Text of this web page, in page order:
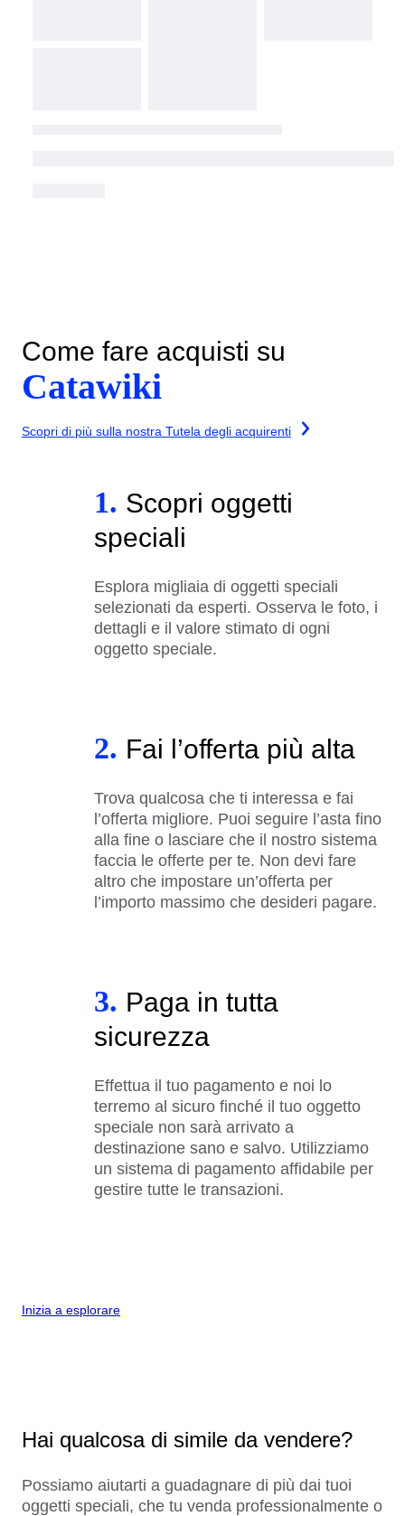
Come fare acquisti su
Catawiki
Scopri di più sulla nostra Tutela degli acquirenti
1. Scopri oggetti
speciali
Esplora migliaia di oggetti speciali
selezionati da esperti. Osserva le foto, i
dettagli e il valore stimato di ogni
oggetto speciale.
2. Fai l’offerta più alta
Trova qualcosa che ti interessa e fai
l’offerta migliore. Puoi seguire l’asta fino
alla fine o lasciare che il nostro sistema
faccia le offerte per te. Non devi fare
altro che impostare un’offerta per
l’importo massimo che desideri pagare.
3. Paga in tutta
sicurezza
Effettua il tuo pagamento e noi lo
terremo al sicuro finché il tuo oggetto
speciale non sarà arrivato a
destinazione sano e salvo. Utilizziamo
un sistema di pagamento affidabile per
gestire tutte le transazioni.
Inizia a esplorare
Hai qualcosa di simile da vendere?
Possiamo aiutarti a guadagnare di più dai tuoi
oggetti speciali, che tu venda professionalmente o